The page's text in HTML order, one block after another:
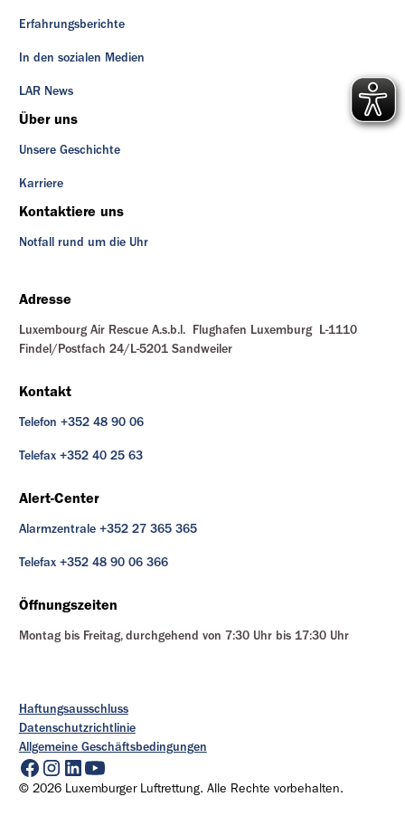
Erfahrungsberichte
In den sozialen Medien
LAR News
Über uns
Unsere Geschichte
Karriere
Kontaktiere uns
Notfall rund um die Uhr
Adresse
Luxembourg Air Rescue A.s.b.l. Flughafen Luxemburg L-1110
Findel/Postfach 24/L-5201 Sandweiler
Kontakt
Telefon +352 48 90 06
Telefax +352 40 25 63
Alert-Center
Alarmzentrale +352 27 365 365
Telefax +352 48 90 06 366
Öffnungszeiten
Montag bis Freitag, durchgehend von 7:30 Uhr bis 17:30 Uhr
© 2026 Luxemburger Luftrettung. Alle Rechte vorbehalten.
Haftungsausschluss
Datenschutzrichtlinie
Allgemeine Geschäftsbedingungen